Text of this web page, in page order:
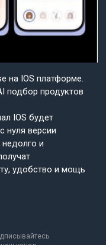
на IOS платформе.
подбор продуктов
IOS будет
нуля версии
и
удобство и мощь